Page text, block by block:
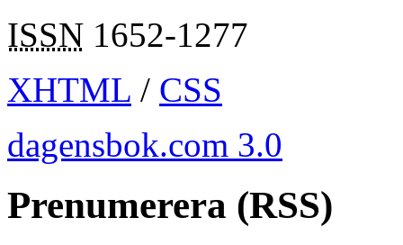
ISSN 1652-1277
XHTML / CSS
dagensbok.com 3.0
Prenumerera (RSS)